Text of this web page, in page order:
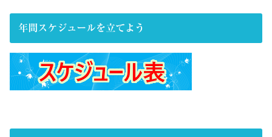
年間スケジュールを立てよう